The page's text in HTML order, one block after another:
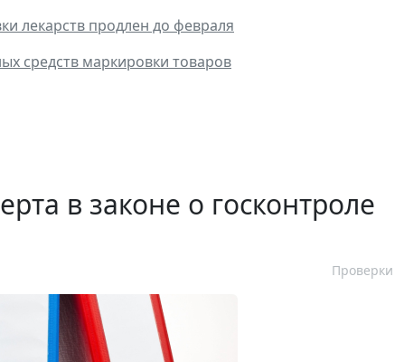
лекарств продлен до февраля
средств маркировки товаров
в законе о госконтроле
Проверки